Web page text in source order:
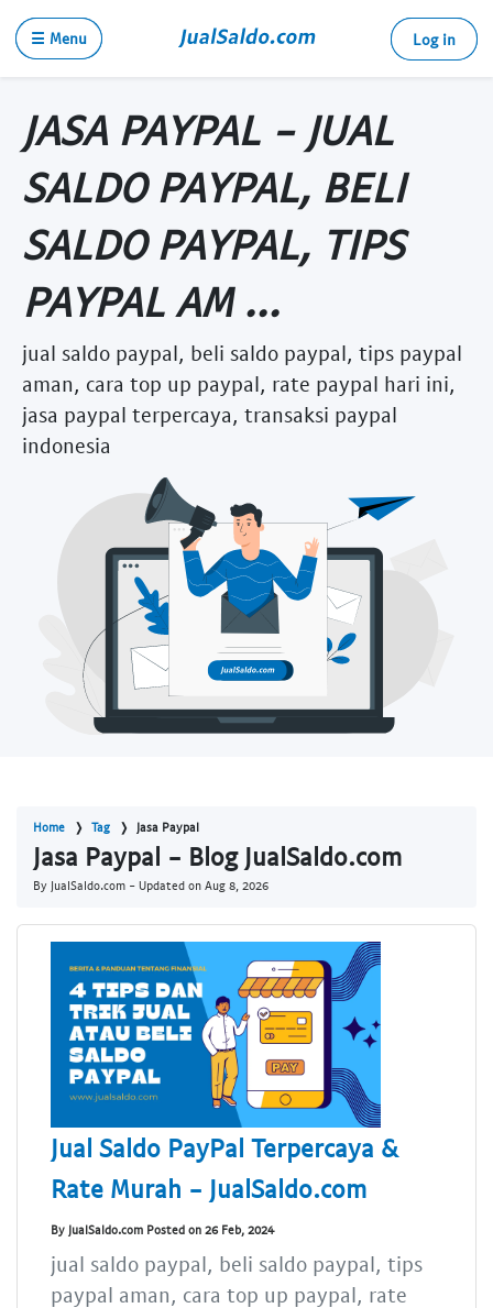
☰ Menu Log in
JASA PAYPAL - JUAL
SALDO PAYPAL, BELI
SALDO PAYPAL, TIPS
PAYPAL AM ...
jual saldo paypal, beli saldo paypal, tips paypal
aman, cara top up paypal, rate paypal hari ini,
jasa paypal terpercaya, transaksi paypal
indonesia
Home Tag Jasa Paypal
Jasa Paypal - Blog JualSaldo.com
By JualSaldo.com - Updated on Aug 8, 2026
Jual Saldo PayPal Terpercaya &
Rate Murah - JualSaldo.com
By JualSaldo.com Posted on 26 Feb, 2024
jual saldo paypal, beli saldo paypal, tips
paypal aman, cara top up paypal, rate